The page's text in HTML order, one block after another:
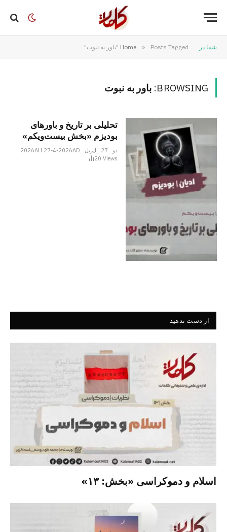
شما در Home » Posts Tagged "باور به نبوت"
BROWSING: باور به نبوت
تحلیلی بر تاریخ و باورهای
بودیزم «بخش بیست‌ویکم»
دو _27 _اپریل _2026AH 27-4-2026AD
20Views
از دست ندهید
اسلام و دموکراسی «بخش: ۱۳»